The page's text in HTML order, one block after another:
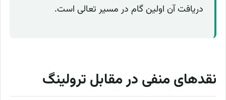
دریافت آن اولین گام در مسیر تعالی است.
نقدهای منفی در مقابل ترولینگ